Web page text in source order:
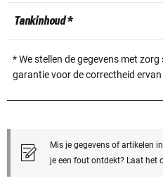
Tankinhoud *
* We stellen de gegevens met
garantie voor de correctheid ervan
Mis je gegevens of artikelen
je een fout ontdekt? Laat het